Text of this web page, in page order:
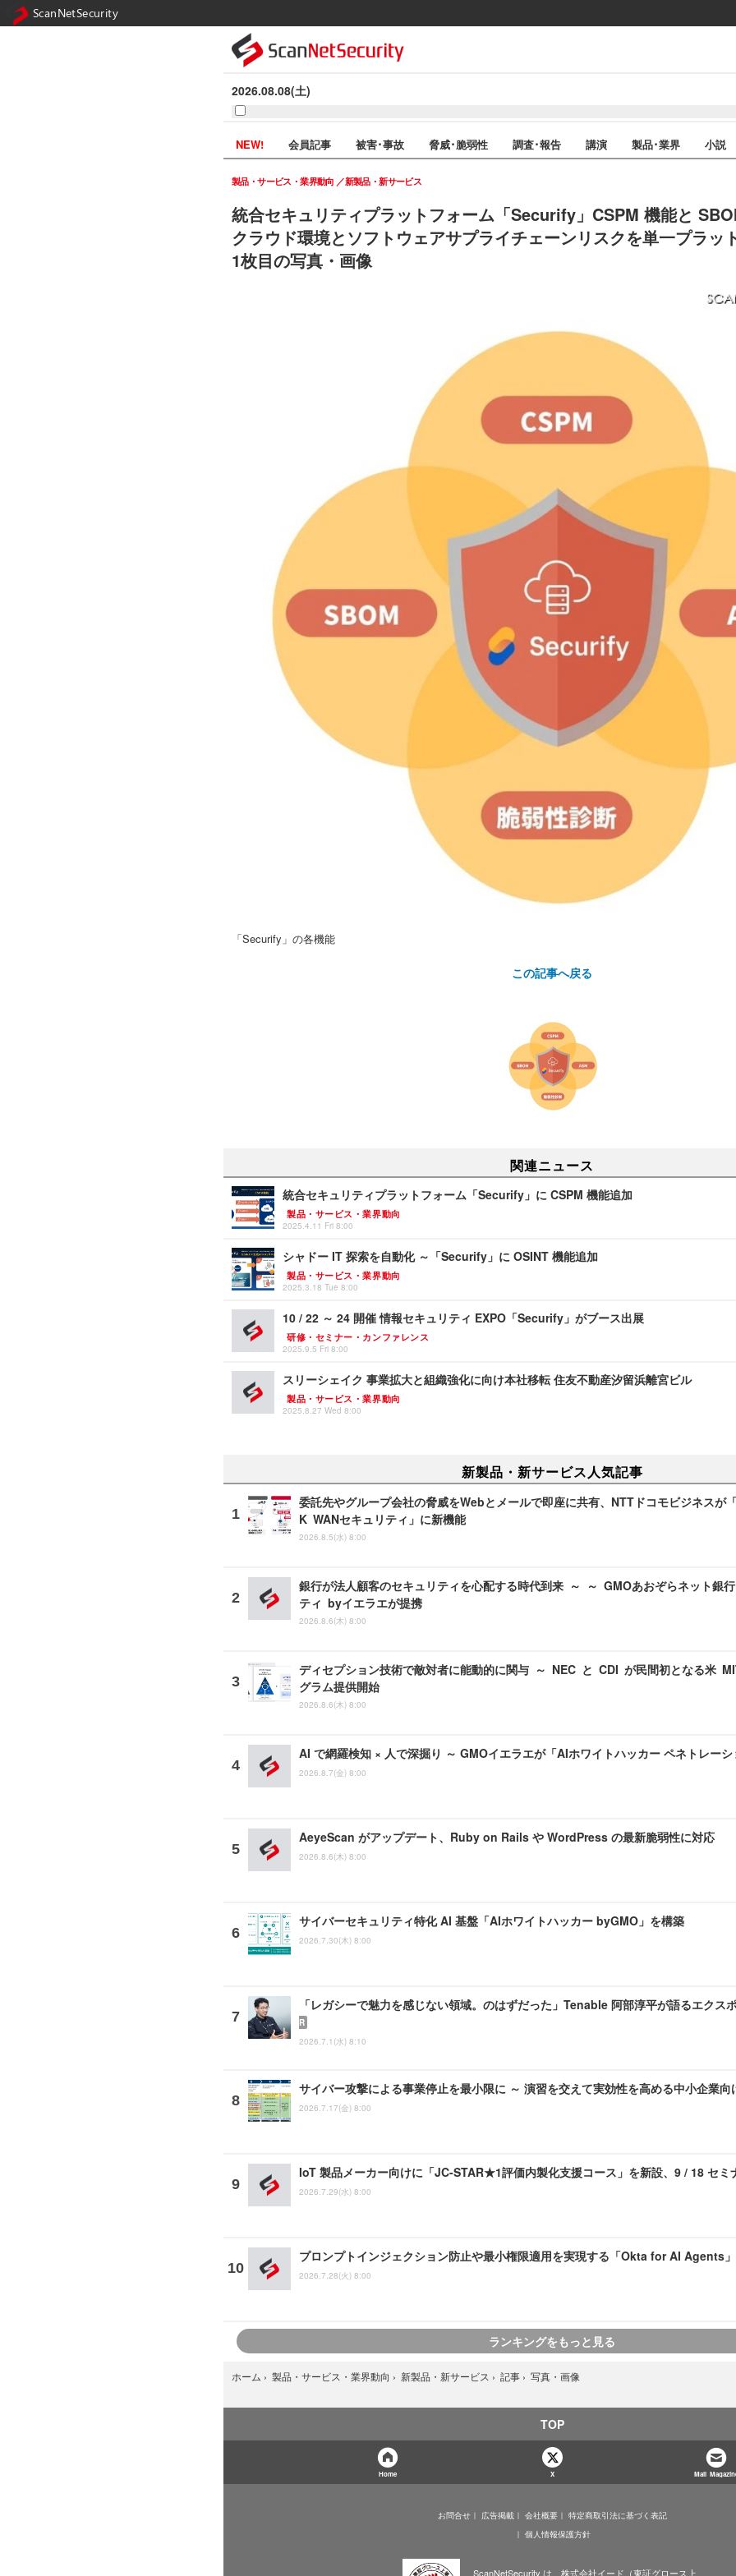
2026.08.08(土)
NEW! 会員記事 被害･事故 脅威･脆弱性 調査･報告 講演 製品･業界 小説
統合セキュリティプラットフォーム「Securify」CSPM 機能と
クラウド環境とソフトウェアサプライチェーンリスクを単一プラッ
1枚目の写真・画像
製品・サービス・業界動向 新製品・新サービス
「Securify」の各機能
この記事へ戻る
関連ニュース
統合セキュリティプラットフォーム「Securify」に CSPM 機能追加
製品・サービス・業界動向
2025.4.11 Fri 8:00
シャドー IT 探索を自動化 ～「Securify」に OSINT 機能追加
製品・サービス・業界動向
2025.3.18 Tue 8:00
10 / 22 ～ 24 開催 情報セキュリティ EXPO「Securify」がブース出展
研修・セミナー・カンファレンス
2025.9.5 Fri 8:00
スリーシェイク 事業拡大と組織強化に向け本社移転 住友不動産汐留浜離宮ビル
製品・サービス・業界動向
2025.8.27 Wed 8:00
新製品・新サービス人気記事
委託先やグループ会社の脅威をWebとメールで即座に共有、NTTドコモビジネス
K WANセキュリティ」に新機能
2026.8.5(水) 8:00
銀行が法人顧客のセキュリティを心配する時代到来 ～ ～ GMOあおぞらネット銀
ティ byイエラエが提携
2026.8.6(木) 8:00
ディセプション技術で敵対者に能動的に関与 ～ NEC と CDI が民間初となる米
グラム提供開始
2026.8.6(木) 8:00
AI で網羅検知 × 人で深掘り ～ GMOイエラエが「AIホワイトハッカー ペネトレー
2026.8.7(金) 8:00
AeyeScan がアップデート、Ruby on Rails や WordPress の最新脆弱性に対応
2026.8.6(木) 8:00
サイバーセキュリティ特化 AI 基盤「AIホワイトハッカー byGMO」を構築
2026.7.30(木) 8:00
「レガシーで魅力を感じない領域。のはずだった」Tenable 阿部淳平が語るエクス
R
2026.7.1(水) 8:10
サイバー攻撃による事業停止を最小限に ～ 演習を交えて実効性を高める中小企業向
2026.7.17(金) 8:00
IoT 製品メーカー向けに「JC-STAR★1評価内製化支援コース」を新設、9 / 18 セミ
2026.7.29(水) 8:00
プロンプトインジェクション防止や最小権限適用を実現する「Okta for AI Agents
2026.7.28(火) 8:00
ランキングをもっと見る
ホーム › 製品・サービス・業界動向 › 新製品・新サービス › 記事 › 写真・画像
TOP
Home X Mail
お問合せ 広告掲載 会社概要
特定商取引法に基づく表記
個人情報保護方針
ScanNetSecurity は、株式会社イード（東証グロース上
ScanNetSecurity